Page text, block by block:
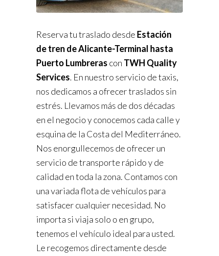
Reserva tu traslado desde Estación
de tren de Alicante-Terminal hasta
Puerto Lumbreras con TWH Quality
Services. En nuestro servicio de taxis,
nos dedicamos a ofrecer traslados sin
estrés. Llevamos más de dos décadas
en el negocio y conocemos cada calle y
esquina de la Costa del Mediterráneo.
Nos enorgullecemos de ofrecer un
servicio de transporte rápido y de
calidad en toda la zona. Contamos con
una variada flota de vehículos para
satisfacer cualquier necesidad. No
importa si viaja solo o en grupo,
tenemos el vehículo ideal para usted.
Le recogemos directamente desde